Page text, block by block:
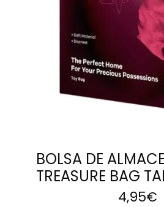
BOLSA DE
TREASURE BAG
4,95€